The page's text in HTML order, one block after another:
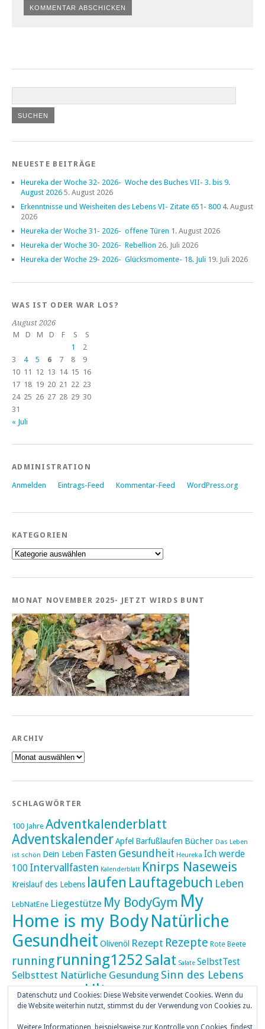
NEUESTE BEITRÄGE
Heureka der Woche 32- 2026- Woche des Buches VII- 3. bis 9.
August 2026 5. August 2026
Erkenntnisse und Weisheiten des Lebens VI- Zitate 651- 800 4. August
2026
Heureka der Woche 31- 2026- offene Türen 1. August 2026
Heureka der Woche 30- 2026- Rebellion 26. Juli 2026
Heureka der Woche 29- 2026- Glücksmomente- 18. Juli 19. Juli 2026
WAS IST ODER WAR LOS?
August 2026
M
D M D F S
S
1
2
3
4 5 6 7 8
9
10 11 12 13 14 15 16
17 18 19 20 21 22 23
24 25 26 27 28 29 30
31
« Juli
ADMINISTRATION
Anmelden Eintrags-Feed Kommentar-Feed WordPress.org
KATEGORIEN
Kategorien
MONAT NOVEMBER 2025- JETZT WIRDS BUNT
ARCHIV
Archiv
SCHLAGWÖRTER
100 Jahre Adventkalenderblatt
AdventskalenderApfel Barfußlaufen Bücher Das Leben
ist schön Dein Leben Fasten Gesundheit Heureka Ich werde
100 Intervallfasten Kalenderblatt Knirps Naseweis
Kreislauf des Lebens laufen Lauftagebuch Leben
LebNatEne Liegestütze My BodyGym My
Home is my Body Natürliche
Gesundheit Olivenöl Rezept Rezepte Rote Beete
running running1252 Salat Salate SelbstTest
Selbsttest Natürliche Gesundung Sinn des Lebens
Skaten Tageskalender UltraUltramarathon
umZEITZUerLEBEN Weihnachten
Datenschutz und Cookies: Diese Website verwendet Cookies. Wenn du
die Website weiterhin nutzt, stimmst du der Verwendung von Cookies zu.